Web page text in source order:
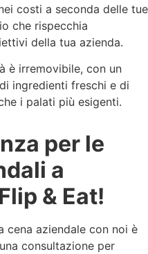
costi a seconda delle tue
che rispecchia
della tua azienda.
è irremovibile, con un
ingredienti freschi e di
i palati più esigenti.
per le
a
& Eat!
cena aziendale con noi è
consultazione per